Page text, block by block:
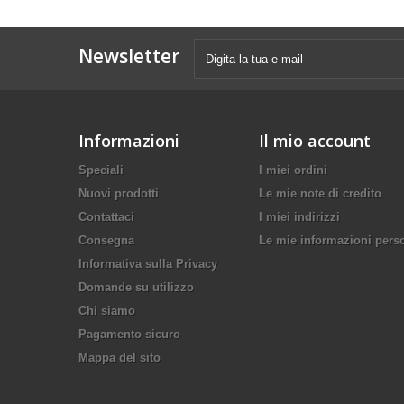
Newsletter
Informazioni
Speciali
Nuovi prodotti
Contattaci
Consegna
Informativa sulla Privacy
Domande su utilizzo
Chi siamo
Pagamento sicuro
Mappa del sito
Il mio account
I miei ordini
Le mie note di credito
I miei indirizzi
Le mie informazioni